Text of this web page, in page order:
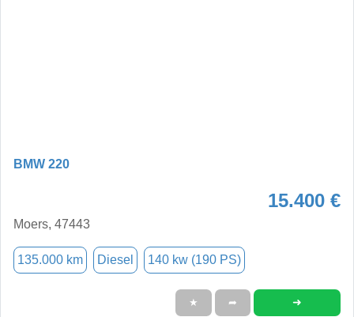
BMW 220
15.400 €
Moers, 47443
135.000 km Diesel 140 kw (190 PS)
★ ➦ ➜